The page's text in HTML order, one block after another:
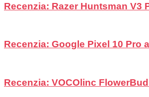
Recenzia: Razer Huntsman V3
Recenzia: Google Pixel 10 Pro
Recenzia: VOCOlinc